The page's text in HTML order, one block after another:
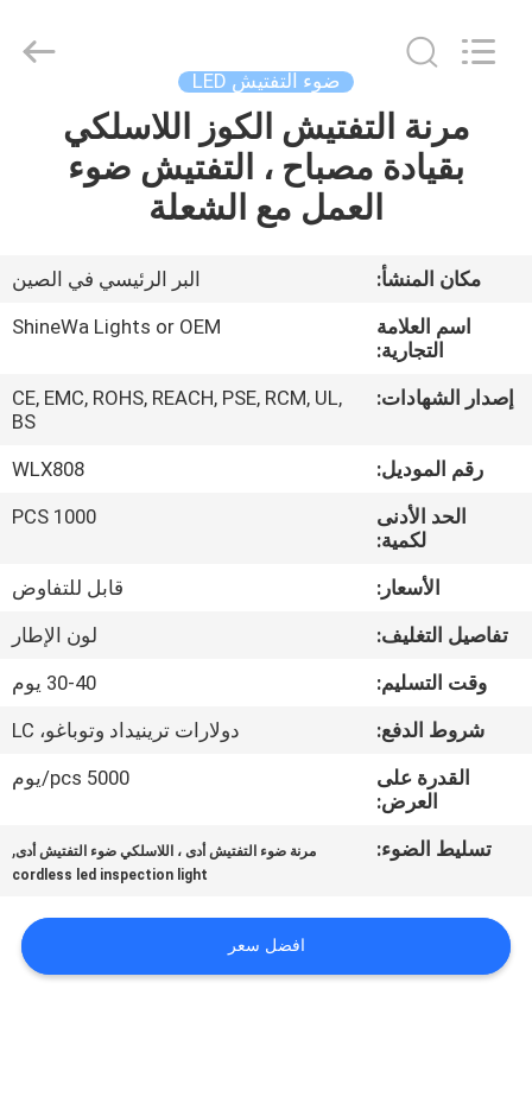
المنزل
فيديوهات
المصنع
مراقبة
الجودة
اتصل
خريطة
ضوء التفتيش LED
مرنة التفتيش الكوز اللاسلكي
بقيادة مصباح ، التفتيش ضوء
العمل مع الشعلة
مكان المنشأ:
البر الرئيسي في الصين
اسم العلامة
التجارية:
ShineWa Lights or OEM
إصدار الشهادات:
CE, EMC, ROHS, REACH, PSE, RCM, UL,
BS
رقم الموديل:
WLX808
الحد الأدنى
لكمية:
1000 PCS
الأسعار:
قابل للتفاوض
تفاصيل التغليف:
لون الإطار
وقت التسليم:
30-40 يوم
شروط الدفع:
دولارات ترينيداد وتوباغو، LC
القدرة على
العرض:
5000 pcs/يوم
تسليط الضوء: مرنة ضوء التفتيش أدى ، اللاسلكي ضوء التفتيش أدى,
cordless led inspection light
افضل سعر